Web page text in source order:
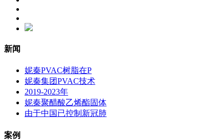
新闻
妮秦PVAC树脂在P
妮秦集团PVAC技术
2019-2023年
妮秦聚醋酸乙烯酯固体
由于中国已控制新冠肺
案例